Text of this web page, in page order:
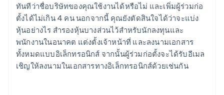
ทันทีว่าชื่อบริษัทของคุณใช้งานได้หรือไม่ และเพิ่มผู้ร่วมก่อ
ตั้งได้ไม่เกิน 4 คน นอกจากนี้ คุณยังตัดสินใจได้ว่าจะแบ่ง
หุ้นอย่างไร สำรองหุ้นบางส่วนไว้สำหรับนักลงทุนและ
พนักงานในอนาคต แต่งตั้งเจ้าหน้าที่ และลงนามเอกสาร
ทั้งหมดแบบอิเล็กทรอนิกส์ จากนั้นผู้ร่วมก่อตั้งจะได้รับอีเมล
เชิญให้ลงนามในเอกสารทางอิเล็กทรอนิกส์ด้วยเช่นกัน